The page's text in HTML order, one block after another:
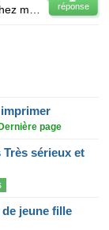
réponse
Dernière page
sérieux et
jeune fille